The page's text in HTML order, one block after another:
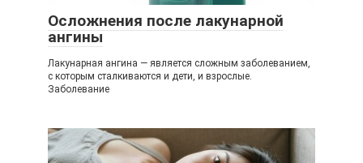
Осложнения после лакунарной
ангины
Лакунарная ангина — является сложным заболеванием,
с которым сталкиваются и дети, и взрослые.
Заболевание